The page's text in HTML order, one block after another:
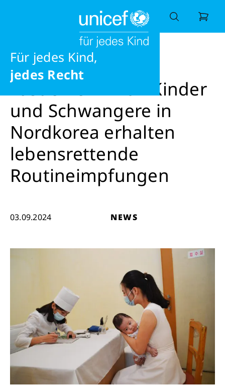
Für jedes Kind,
Ausbildung
eine gesunde Zukunft
jedes Recht
Wonach suchen Sie?
Fast eine Million Kinder und
Fast eine Million Kinder
und Schwangere in
Nordkorea erhalten
lebensrettende
Routineimpfungen
03.09.2024 NEWS